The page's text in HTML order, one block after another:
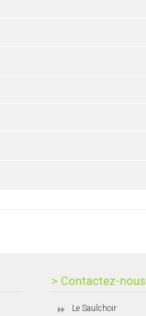
> Contactez-nous
Le Saulchoir